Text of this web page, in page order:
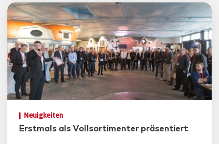
Neuigkeiten
Erstmals als Vollsortimenter präsentiert